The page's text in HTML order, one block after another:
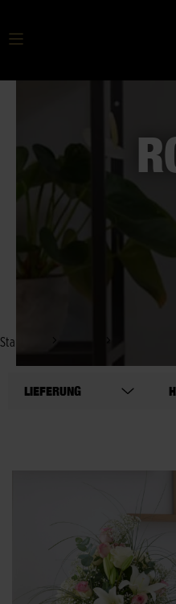
Startseite
LIEFERUNG